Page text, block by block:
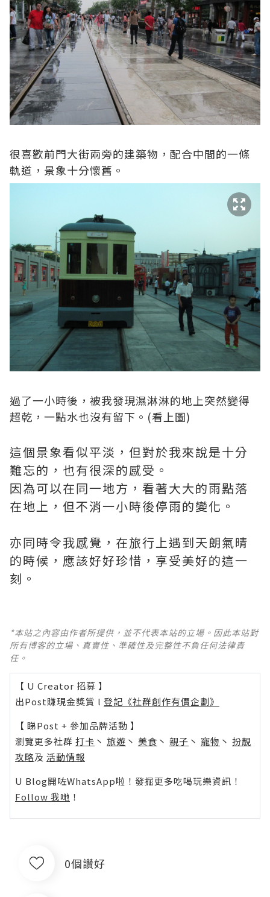
很喜歡前門大街兩旁的建築物，配合中間的一條
軌道，景象十分懷舊。
過了一小時後，被我發現濕淋淋的地上突然變得
超乾，一點水也沒有留下。(看上圖)
這個景象看似平淡，但對於我來說是十分
難忘的，也有很深的感受。
因為可以在同一地方，看著大大的雨點落
在地上，但不消一小時後停雨的變化。
亦同時令我感覺，在旅行上遇到天朗氣晴
的時候，應該好好珍惜，享受美好的這一
刻。
*本站之內容由作者所提供，並不代表本站的立場。因此本站對
所有博客的立場、真實性、準確性及完整性不負任何法律責
任。
【 U Creator 招募 】
出Post賺現金獎賞 l 登記《社群創作有價企劃》
【 睇Post + 參加品牌活動 】
瀏覽更多社群 打卡 丶 旅遊 丶 美食 丶 親子 丶 寵物 丶 扮靚
攻略及 活動情報
U Blog開咗WhatsApp啦！發掘更多吃喝玩樂資訊！
Follow 我哋 ！
0個讚好